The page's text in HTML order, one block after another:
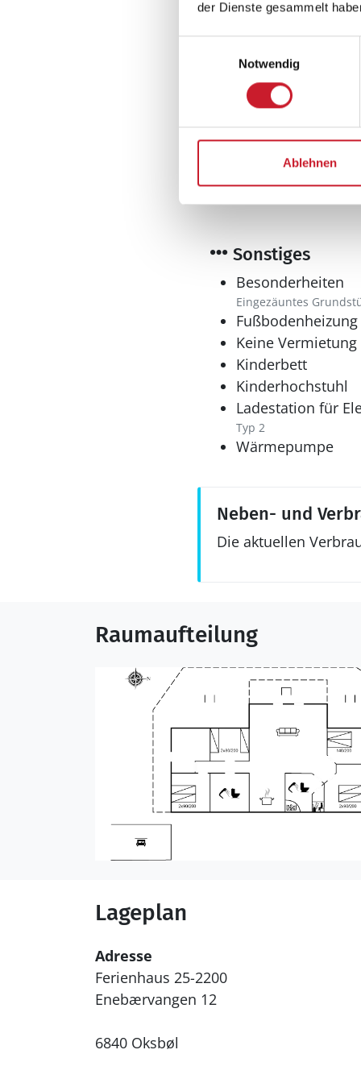
der Dienste gesammelt
Notwendig
Ablehnen
Spieleangebot
Rutsche
Sonstiges
Besonderheiten
Eingezäuntes
Fußbodenheizung
Keine
Kinderbett
Kinderhochstuhl
Ladestation für
Typ 2
Wärmepumpe
Neben- und
Die aktuellen
Raumaufteilung
Lageplan
Adresse
Ferienhaus 25-2200
Enebærvangen 12
6840 Oksbøl